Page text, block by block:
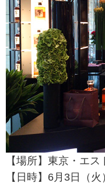
【場所】東京・エ
【日時】6月3日（